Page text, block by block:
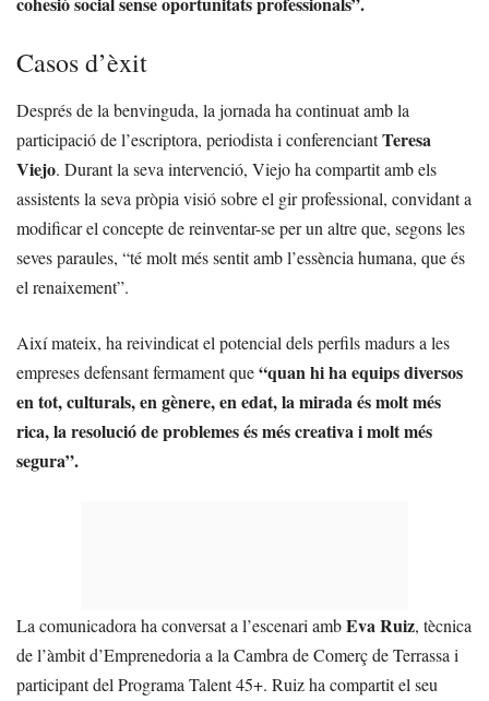
Casos d’èxit
Després de la benvinguda, la jornada ha continuat amb la
participació de l’escriptora, periodista i conferenciantTeresa
Viejo. Durant la seva intervenció, Viejo ha compartit amb els
assistents la seva pròpia visió sobre el gir professional, convidant a
modificar el concepte de reinventar-se per un altre que, segons les
seves paraules, “té molt més sentit amb l’essència humana, que és
el renaixement”.
Així mateix, ha reivindicat el potencial dels perfils madurs a les
empreses defensant fermament que“quan hi ha equips diversos
en tot, culturals, en gènere, en edat, la mirada és molt més
rica, la resolució de problemes és més creativa i molt més
segura”.
La comunicadora ha conversat a l’escenari ambEva Ruiz, tècnica
de l’àmbit d’Emprenedoria a la Cambra de Comerç de Terrassa i
participant del Programa Talent 45+. Ruiz ha compartit el seu